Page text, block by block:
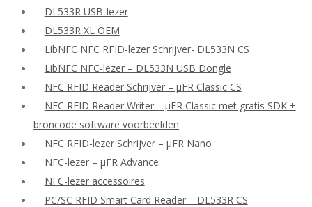
DL533R USB-lezer
DL533R XL OEM
LibNFC NFC RFID-lezer Schrijver- DL533N CS
LibNFC NFC-lezer – DL533N USB Dongle
NFC RFID Reader Schrijver – μFR Classic CS
NFC RFID Reader Writer – μFR Classic met gratis SDK +
broncode software voorbeelden
NFC RFID-lezer Schrijver – μFR Nano
NFC-lezer – μFR Advance
NFC-lezer accessoires
PC/SC RFID Smart Card Reader – DL533R CS